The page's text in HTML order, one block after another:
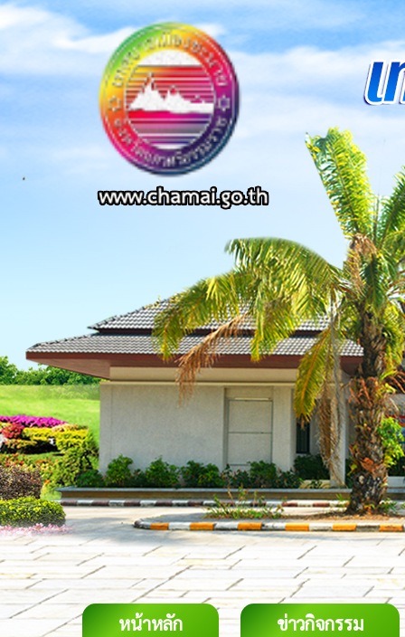
หน้าหลัก ข่าวกิจกรรม